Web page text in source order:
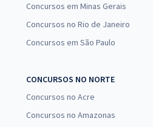
Concursos em Minas Gerais
Concursos no Rio de Janeiro
Concursos em São Paulo
CONCURSOS NO NORTE
Concursos no Acre
Concursos no Amazonas